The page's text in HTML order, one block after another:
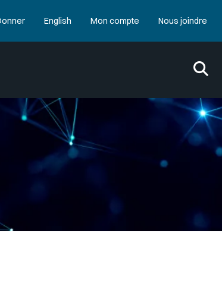
English Mon compte Nous joindre